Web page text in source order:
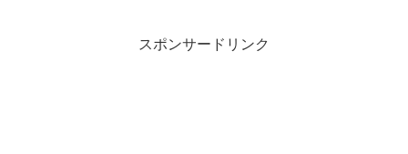
スポンサードリンク